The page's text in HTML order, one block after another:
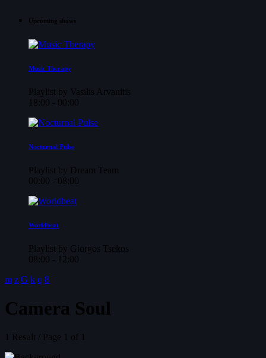
Upcoming shows
Music Therapy
Playlist by Vasilis Arvanitis
18:00 - 00:00
Nocturnal Pulse
Playlist by Dream Team
00:00 - 08:00
Worldbeat
Playlist by Giorgos Tsekos
08:00 - 12:00
Camera Soul
1 Result / Page 1 of 1